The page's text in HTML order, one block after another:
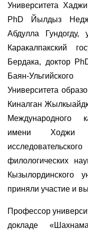
Университета
PhD Йылдыз
Абдулла Гундогду,
Каракалпакский
Бердака, доктор
Баян-
Университета
Киналган
Международного
имени Ходжи
филологических
Кызылординского
приняли участие и
Профессор
докладе